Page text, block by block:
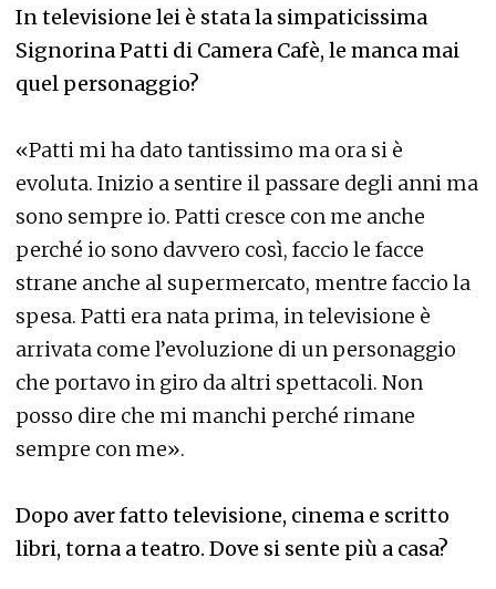
In televisione lei è stata la simpaticissima
Signorina Patti di Camera Cafè, le manca mai
quel personaggio?
«Patti mi ha dato tantissimo ma ora si è
evoluta. Inizio a sentire il passare degli anni ma
sono sempre io. Patti cresce con me anche
perché io sono davvero così, faccio le facce
strane anche al supermercato, mentre faccio la
spesa. Patti era nata prima, in televisione è
arrivata come l’evoluzione di un personaggio
che portavo in giro da altri spettacoli. Non
posso dire che mi manchi perché rimane
sempre con me».
Dopo aver fatto televisione, cinema e scritto
libri, torna a teatro. Dove si sente più a casa?